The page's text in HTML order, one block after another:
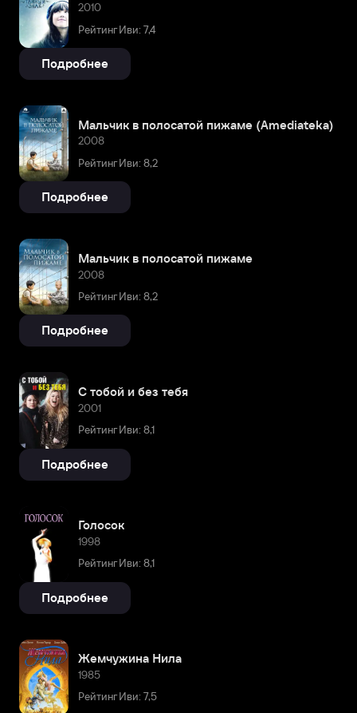
2010
Рейтинг Иви: 7,4
Подробнее
Мальчик в полосатой пижаме (Amediateka)
2008
Рейтинг Иви: 8,2
Подробнее
Мальчик в полосатой пижаме
2008
Рейтинг Иви: 8,2
Подробнее
С тобой и без тебя
2001
Рейтинг Иви: 8,1
Подробнее
Голосок
1998
Рейтинг Иви: 8,1
Подробнее
Жемчужина Нила
1985
Рейтинг Иви: 7,5